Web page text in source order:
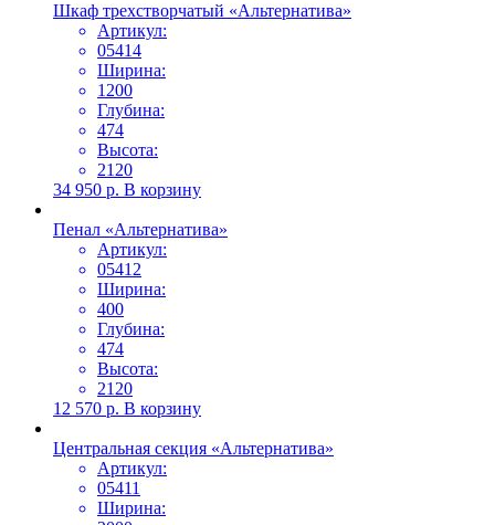
Шкаф трехстворчатый «Альтернатива»
Артикул:
05414
Ширина:
1200
Глубина:
474
Высота:
2120
34 950 р. В корзину
Пенал «Альтернатива»
Артикул:
05412
Ширина:
400
Глубина:
474
Высота:
2120
12 570 р. В корзину
Центральная секция «Альтернатива»
Артикул:
05411
Ширина: